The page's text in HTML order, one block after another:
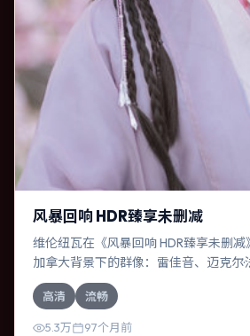
风暴回响 HDR臻享未删减
维伦纽瓦在《风暴回响 HDR臻享未删
加拿大背景下的群像：雷佳音、迈克尔
丰富。作为一部动漫作品，故事从日常
不可逆转的结局；视听语言统一，情感
高清 流畅
5.3万 97个月前